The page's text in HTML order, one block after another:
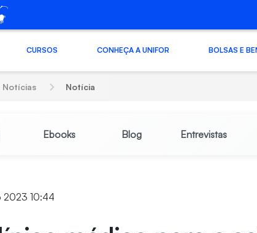
CURSOS CONHEÇA A UNIFOR BOLSAS E
Notícias Notícia
Ebooks Blog Entrevistas
2023 10:44